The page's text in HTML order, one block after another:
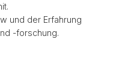
und der Erfahrung
-forschung.